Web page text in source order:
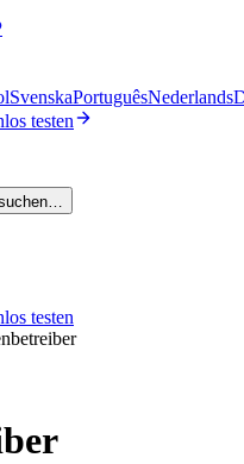
SvenskaPortuguêsNederlands
testen
testen